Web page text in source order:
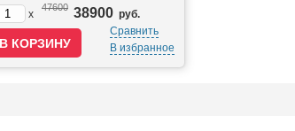
x
47600 38900 руб.
Сравнить
В избранное